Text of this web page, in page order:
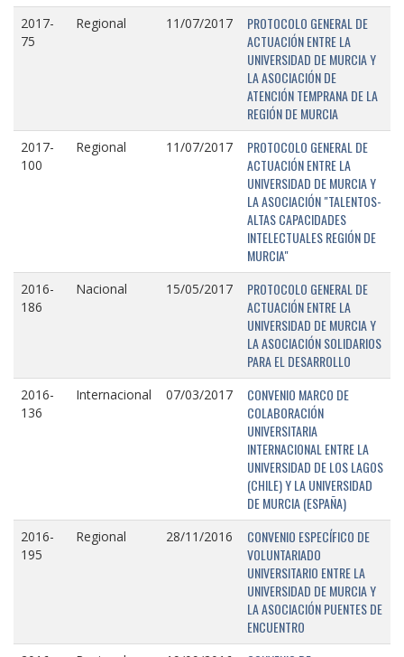
2017-
75
Regional 11/07/2017
PROTOCOLO GENERAL DE
ACTUACIÓN ENTRE LA
UNIVERSIDAD DE MURCIA Y
LA ASOCIACIÓN DE
ATENCIÓN TEMPRANA DE LA
REGIÓN DE MURCIA
2017-
100
Regional 11/07/2017
PROTOCOLO GENERAL DE
ACTUACIÓN ENTRE LA
UNIVERSIDAD DE MURCIA Y
LA ASOCIACIÓN "TALENTOS-
ALTAS CAPACIDADES
INTELECTUALES REGIÓN DE
MURCIA"
2016-
186
Nacional 15/05/2017
PROTOCOLO GENERAL DE
ACTUACIÓN ENTRE LA
UNIVERSIDAD DE MURCIA Y
LA ASOCIACIÓN SOLIDARIOS
PARA EL DESARROLLO
2016-
136
Internacional 07/03/2017
CONVENIO MARCO DE
COLABORACIÓN
UNIVERSITARIA
INTERNACIONAL ENTRE LA
UNIVERSIDAD DE LOS LAGOS
(CHILE) Y LA UNIVERSIDAD
DE MURCIA (ESPAÑA)
2016-
195
Regional 28/11/2016
CONVENIO ESPECÍFICO DE
VOLUNTARIADO
UNIVERSITARIO ENTRE LA
UNIVERSIDAD DE MURCIA Y
LA ASOCIACIÓN PUENTES DE
ENCUENTRO